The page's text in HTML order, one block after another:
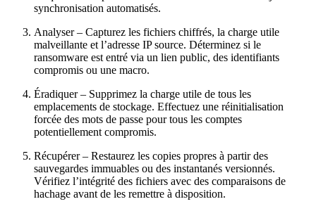
synchronisation automatisés.
Analyser– Capturez les fichiers chiffrés, la charge utile
malveillante et l’adresse IP source. Déterminez si le
ransomware est entré via un lien public, des identifiants
compromis ou une macro.
Éradiquer– Supprimez la charge utile de tous les
emplacements de stockage. Effectuez une réinitialisation
forcée des mots de passe pour tous les comptes
potentiellement compromis.
Récupérer– Restaurez les copies propres à partir des
sauvegardes immuables ou des instantanés versionnés.
Vérifiez l’intégrité des fichiers avec des comparaisons de
hachage avant de les remettre à disposition.